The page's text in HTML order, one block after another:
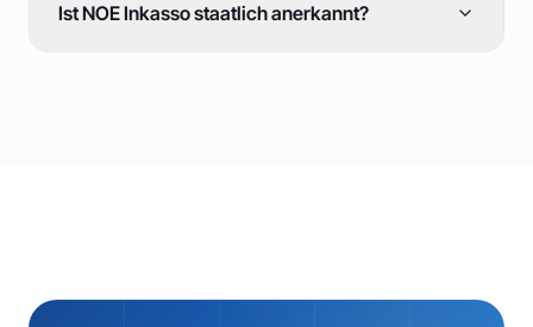
Ist NOE Inkasso staatlich anerkannt?